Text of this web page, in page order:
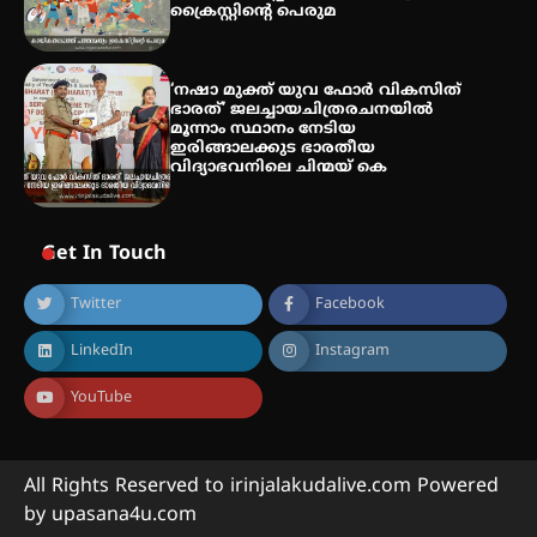
ക്രൈസ്റ്റിന്റെ പെരുമ
‘നഷാ മുക്ത് യുവ ഫോർ വികസിത്
ഭാരത്’ ജലച്ചായചിത്രരചനയിൽ
മൂന്നാം സ്ഥാനം നേടിയ
ഇരിങ്ങാലക്കുട ഭാരതീയ
വിദ്യാഭവനിലെ ചിന്മയ് കെ
Get In Touch
Twitter Facebook
LinkedIn Instagram
YouTube
All Rights Reserved to irinjalakudalive.com Powered
by upasana4u.com